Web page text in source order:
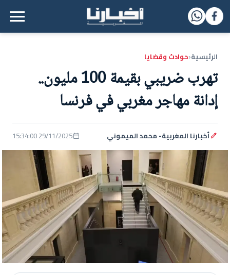
القائمة الرئيسية
الرئيسية‹حوادث وقضايا
تهرب ضريبي بقيمة 100 مليون..
إدانة مهاجر مغربي في فرنسا
أخبارنا المغربية- محمد الميموني 29/11/2025 15:34:00